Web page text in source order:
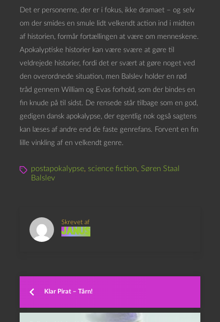
Det er personerne, der er i fokus, ikke dramaet – og selv
om der smides en smule lidt velkendt action ind i midten
af historien, formår fortællingen at være om menneskene.
Apokalyptiske historier kan være svære at gøre til
veldrejede historier, fordi det er svært at gøre noget ved
den overordnede situation, men Balslev holder en rød
tråd gennem William og Evas forhold, som der bindes en
fin knude på til sidst. De rensede står tilbage som en god,
gedigen dansk apokalypse, der egentlig nok også sagtens
kan læses af andre end de faste genrefans. Forvent en fin
lille vinkling af en velkendt genre.
postapokalypse, science fiction, Søren Staal
Balslev
Skrevet af
Janus
Klar Pirat – Tårn!